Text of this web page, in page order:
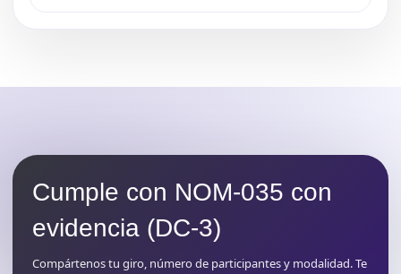
Cumple con NOM-035 con
evidencia (DC-3)
Compártenos tu giro, número de participantes y modalidad. Te